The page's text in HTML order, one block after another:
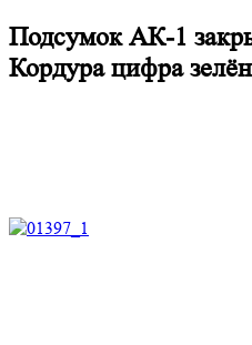
Подсумок АК-1
Кордура цифра